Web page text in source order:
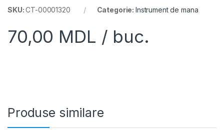
SKU:CT-00001320 Categorie: Instrument de mana
70,00 MDL / buc.
Produse similare